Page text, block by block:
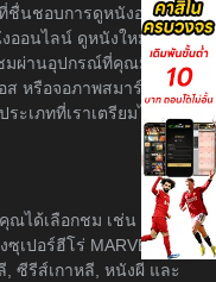
ชื่นชอบการดูหนังอย่างมี
ออนไลน์ ดูหนังใหม่ได้
มผ่านอุปกรณ์ที่คุณมีอยู่
ส หรือจอภาพสมาร์ททีวี
เภทที่เราเตรียมไว้ให้
ณได้เลือกชม เช่น หนัง
เปอร์ฮีโร่ MARVEL &
ซีรีส์เกาหลี, หนังผี และ